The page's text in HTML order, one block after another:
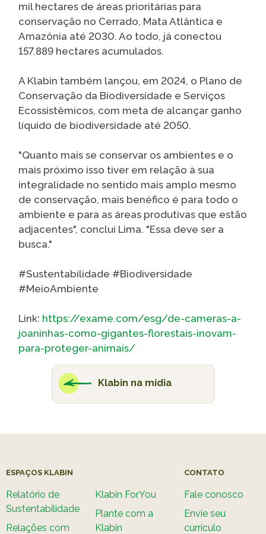
mil hectares de áreas prioritárias para
conservação no Cerrado, Mata Atlântica e
Amazônia até 2030. Ao todo, já conectou
157.889 hectares acumulados.
A Klabin também lançou, em 2024, o Plano de
Conservação da Biodiversidade e Serviços
Ecossistêmicos, com meta de alcançar ganho
líquido de biodiversidade até 2050.
"Quanto mais se conservar os ambientes e o
mais próximo isso tiver em relação à sua
integralidade no sentido mais amplo mesmo
de conservação, mais benéfico é para todo o
ambiente e para as áreas produtivas que estão
adjacentes", conclui Lima. "Essa deve ser a
busca."
#Sustentabilidade #Biodiversidade
#MeioAmbiente
Link: https://exame.com/esg/de-cameras-a-
joaninhas-como-gigantes-florestais-inovam-
para-proteger-animais/
Klabin na mídia
ESPAÇOS KLABIN
Relatório de
Sustentabilidade
Relações com
Klabin ForYou
Plante com a
Klabin
CONTATO
Fale conosco
Envie seu
currículo